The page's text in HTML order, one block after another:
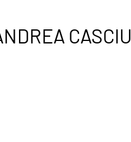
CASCIU